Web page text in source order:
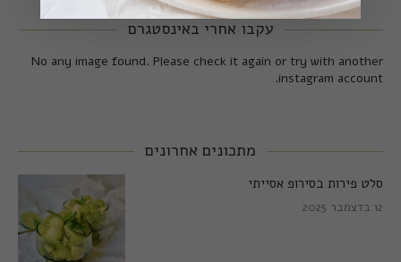
עקבו אחרי באינסטגרם
No any image found. Please check it again or try with another
instagram account.
מתכונים אחרונים
סלט פירות בסירופ אסייתי
12 בדצמבר 2025